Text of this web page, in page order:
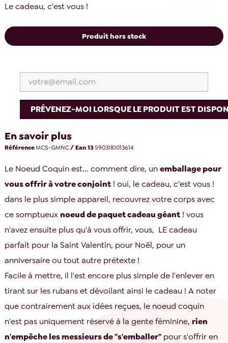
Le cadeau, c'est vous !
Produit hors stock
PRÉVENEZ-MOI LORSQUE LE PRODUIT EST
En savoir plus
RéférenceMCS-GMNC/ Ean 135903181013614
Le Noeud Coquin est... comment dire, unemballage pour
vous offrir à votre conjoint ! oui, le cadeau, c'est vous !
dans le plus simple appareil, recouvrez votre corps avec
ce somptueux noeud de paquet cadeau géant ! vous
n'avez ensuite plus qu'à vous offrir, vous, LE cadeau
parfait pour la Saint Valentin, pour Noël, pour un
anniversaire ou tout autre prétexte !
Facile à mettre, il l'est encore plus simple de l'enlever en
tirant sur les rubans et dévoilant ainsi le cadeau ! A noter
que contrairement aux idées reçues, le noeud coquin
n'est pas uniquement réservé à la gente féminine, rien
n'empêche les messieurs de "s'emballer" pour s'offrir en